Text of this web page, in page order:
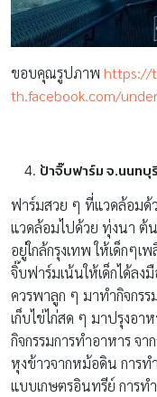
ขอบคุณรูปภาพ https://
th.facebook.com/
ป้าจิ๊บฟาร์ม จ.นนทบุ
ฟาร์มสวย ๆ ที่แวดล้อมด้
แวดล้อมไปด้วย ทุ่งนา ต้น
อยู่ใกล้กรุงเทพ ให้เด็กๆ
จิ๊บฟาร์มเน้นให้เด็กได้ล
ควรพาลูก ๆ มาทำกิจกร
เก็บไข่ไก่สด ๆ มาปรุงอา
กิจกรรมการทำอาหาร จา
หุงข้าวจากหม้อดิน การท
แบบเกษตรอินทรีย์ การท